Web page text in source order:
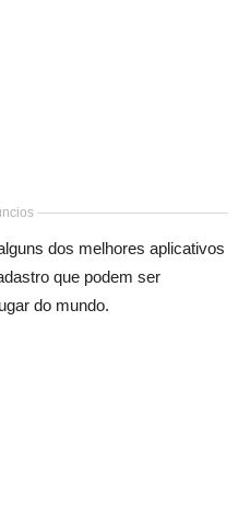
dos melhores aplicativos
que podem ser
do mundo.